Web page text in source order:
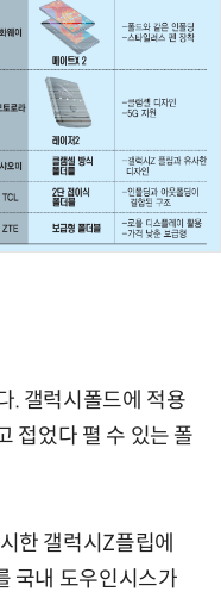
. 갤럭시폴드에 적용
접었다 펼 수 있는 폴
한 갤럭시Z플립에
국내 도우인시스가